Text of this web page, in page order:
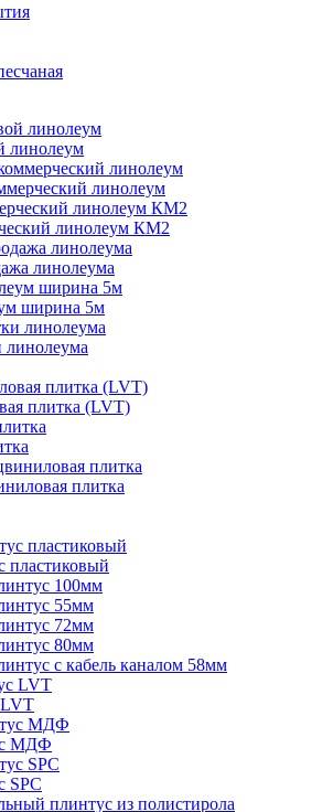
линолеум
линолеум
линолеум КМ2
линолеума
ширина 5м
линолеума
плитка (LVT)
плитка
пластиковый
100мм
55мм
72мм
80мм
с кабель каналом 58мм
МДФ
SPC